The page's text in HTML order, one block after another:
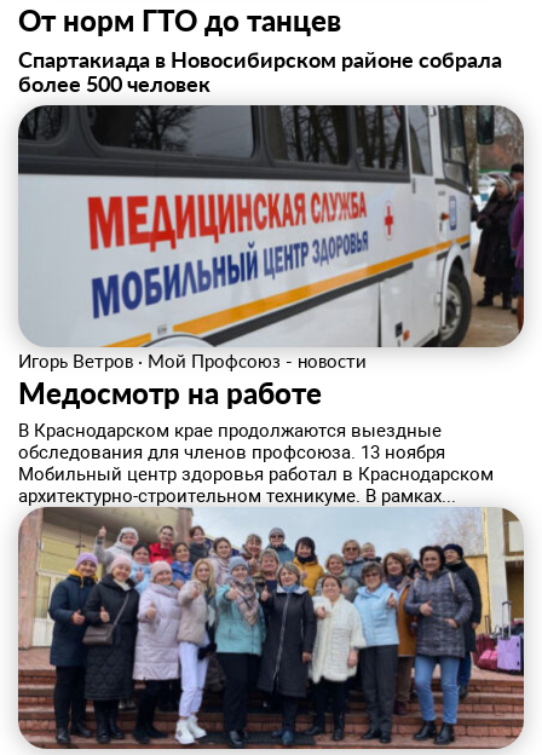
От норм ГТО до танцев
Спартакиада в Новосибирском районе собрала
более 500 человек
Игорь Ветров · Мой Профсоюз - новости
Медосмотр на работе
В Краснодарском крае продолжаются выездные
обследования для членов профсоюза. 13 ноября
Мобильный центр здоровья работал в Краснодарском
архитектурно-строительном техникуме. В рамках...